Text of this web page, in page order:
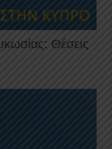
Θέσεις